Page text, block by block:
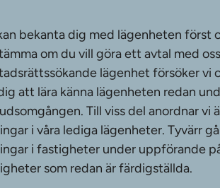
bekanta dig med lägenheten först
om du vill göra ett avtal med
lägenhet försöker vi
att lära känna lägenheten redan
Till viss del anordnar vi
i våra lediga lägenheter. Tyvärr
i fastigheter under uppförande
som redan är färdigställda.